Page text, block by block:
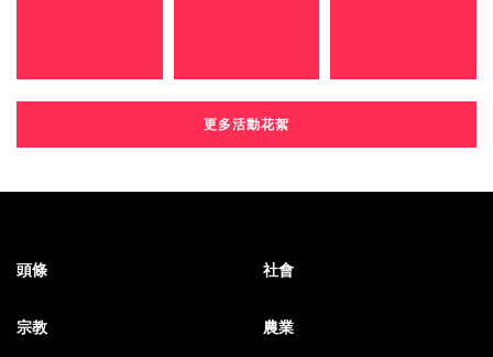
更多活動花絮
頭條 社會
宗教 農業